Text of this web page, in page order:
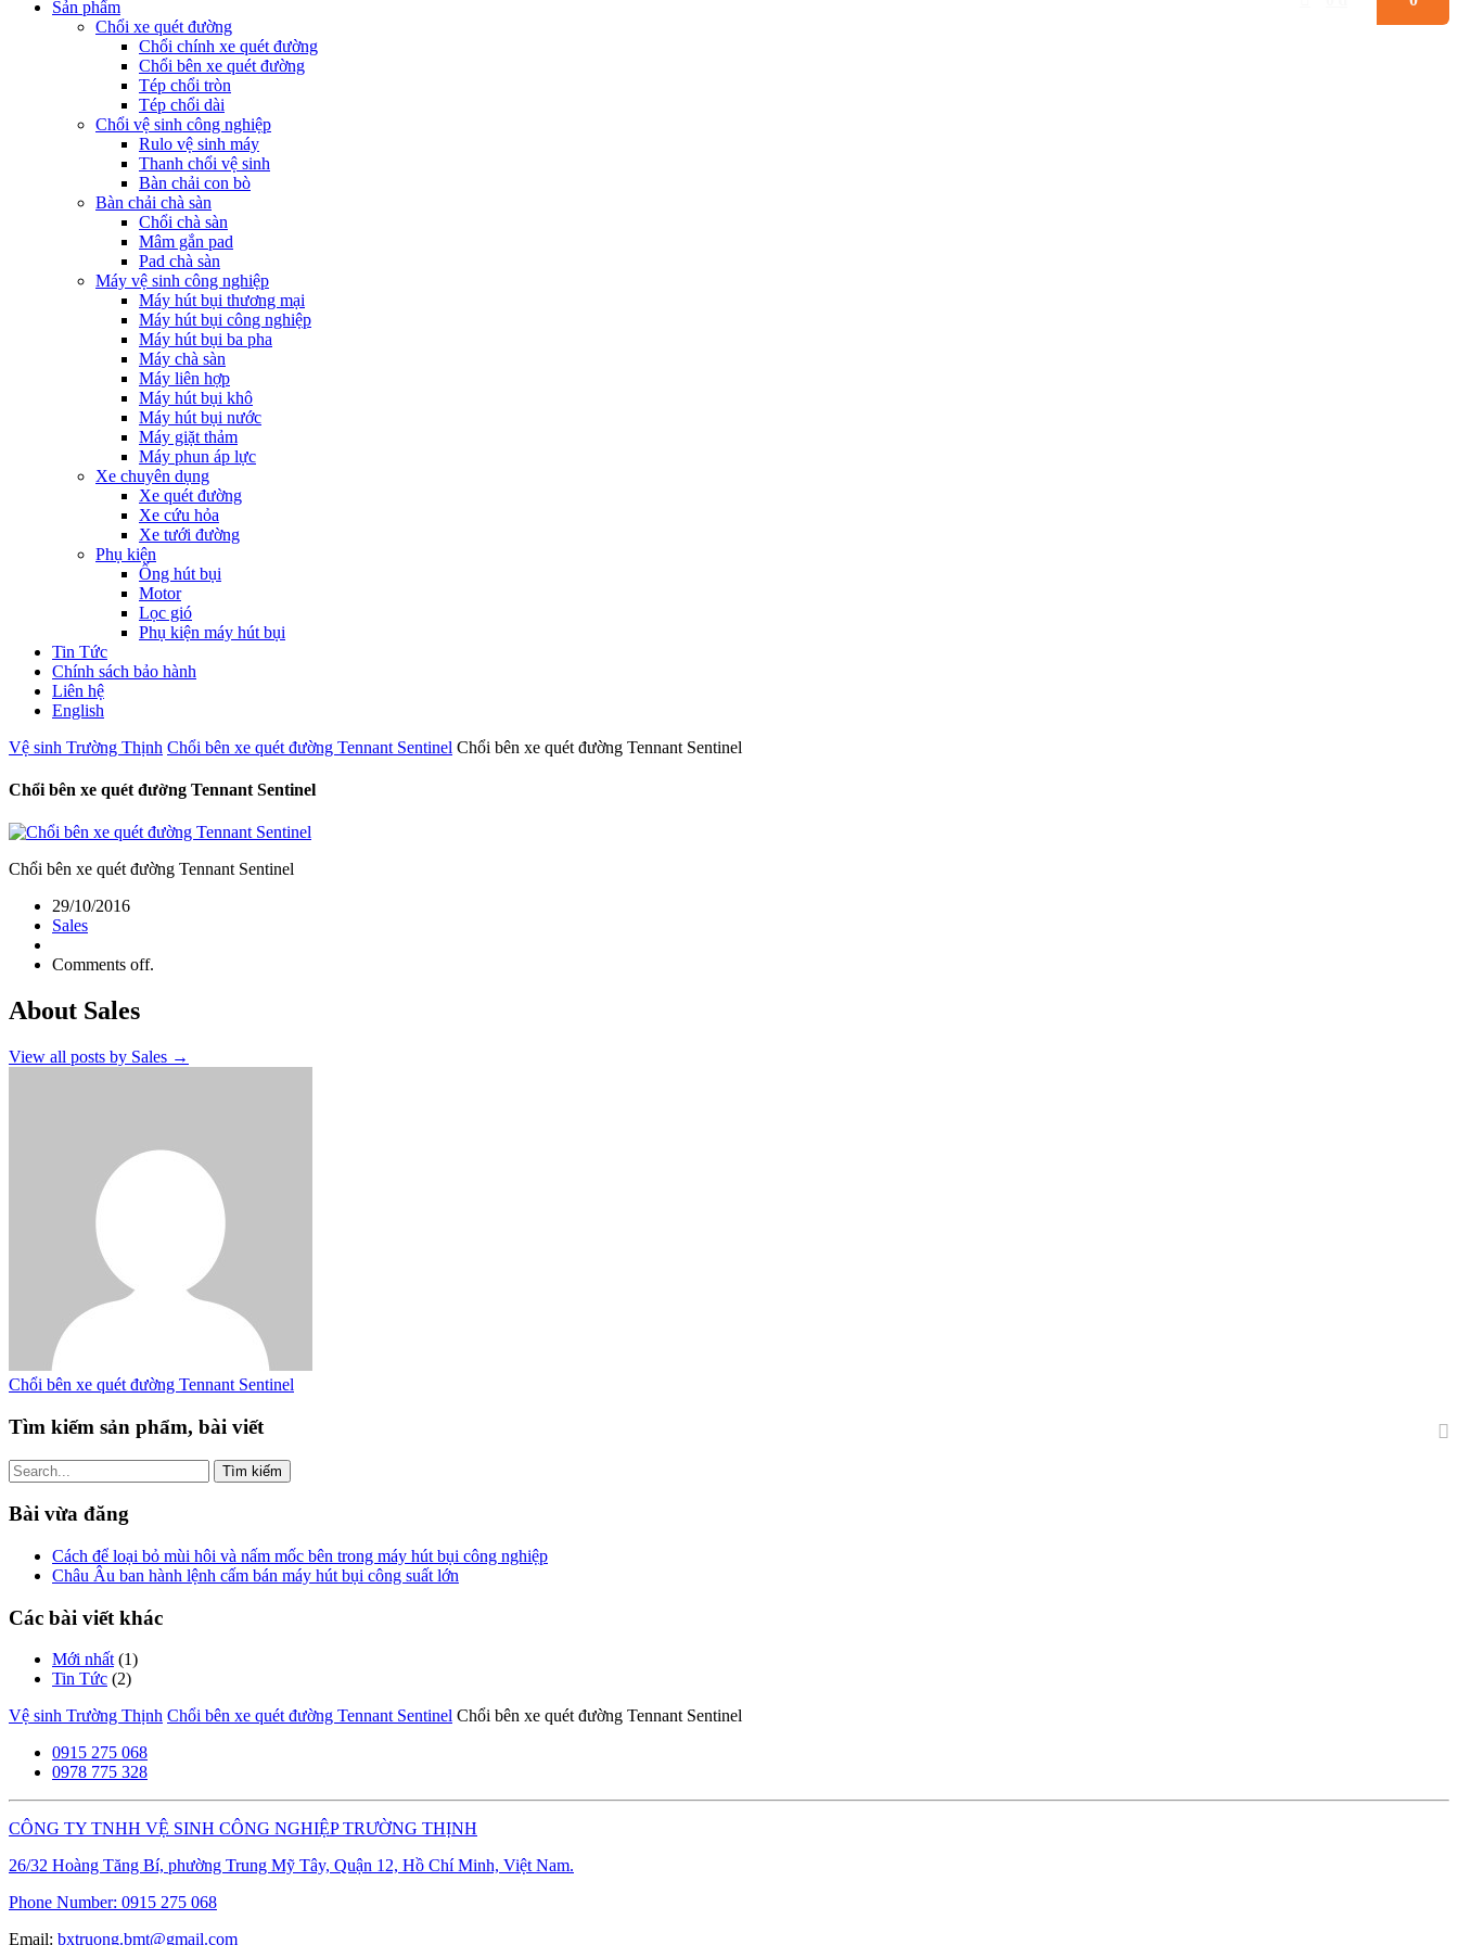
Sản phẩm
Chổi xe quét đường
Chổi chính xe quét đường
Chổi bên xe quét đường
Tép chổi tròn
Tép chổi dài
Chổi vệ sinh công nghiệp
Rulo vệ sinh máy
Thanh chổi vệ sinh
Bàn chải con bò
Bàn chải chà sàn
Chổi chà sàn
Mâm gắn pad
Pad chà sàn
Máy vệ sinh công nghiệp
Máy hút bụi thương mại
Máy hút bụi công nghiệp
Máy hút bụi ba pha
Máy chà sàn
Máy liên hợp
Máy hút bụi khô
Máy hút bụi nước
Máy giặt thảm
Máy phun áp lực
Xe chuyên dụng
Xe quét đường
Xe cứu hỏa
Xe tưới đường
Phụ kiện
Ống hút bụi
Motor
Lọc gió
Phụ kiện máy hút bụi
Tin Tức
Chính sách bảo hành
Liên hệ
English
Vệ sinh Trường Thịnh Chổi bên xe quét đường Tennant Sentinel Chổi bên xe quét đường Tennant Sentinel
Chổi bên xe quét đường Tennant Sentinel
Chổi bên xe quét đường Tennant Sentinel
29/10/2016
Sales
Comments off.
About Sales
View all posts by Sales →
Chổi bên xe quét đường Tennant Sentinel
Tìm kiếm sản phẩm, bài viết
Tìm
kiếm
cho:
Bài vừa đăng
Cách để loại bỏ mùi hôi và nấm mốc bên trong máy hút bụi công nghiệp
Châu Âu ban hành lệnh cấm bán máy hút bụi công suất lớn
Các bài viết khác
Mới nhất(1)
Tin Tức (2)
Vệ sinh Trường Thịnh Chổi bên xe quét đường Tennant Sentinel Chổi bên xe quét đường Tennant Sentinel
0915 275 068
0978 775 328
CÔNG TY TNHH VỆ SINH CÔNG NGHIỆP TRƯỜNG THỊNH
26/32 Hoàng Tăng Bí, phường Trung Mỹ Tây, Quận 12, Hồ Chí Minh, Việt Nam.
Phone Number: 0915 275 068
Email: bxtruong.bmt@gmail.com